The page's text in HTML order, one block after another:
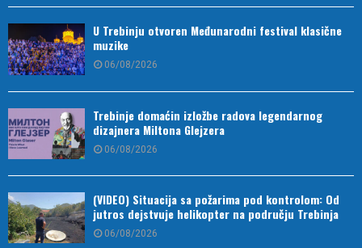
U Trebinju otvoren Međunarodni festival klasične
muzike
06/08/2026
Trebinje domaćin izložbe radova legendarnog
dizajnera Miltona Glejzera
06/08/2026
(VIDEO) Situacija sa požarima pod kontrolom: Od
jutros dejstvuje helikopter na području Trebinja
06/08/2026